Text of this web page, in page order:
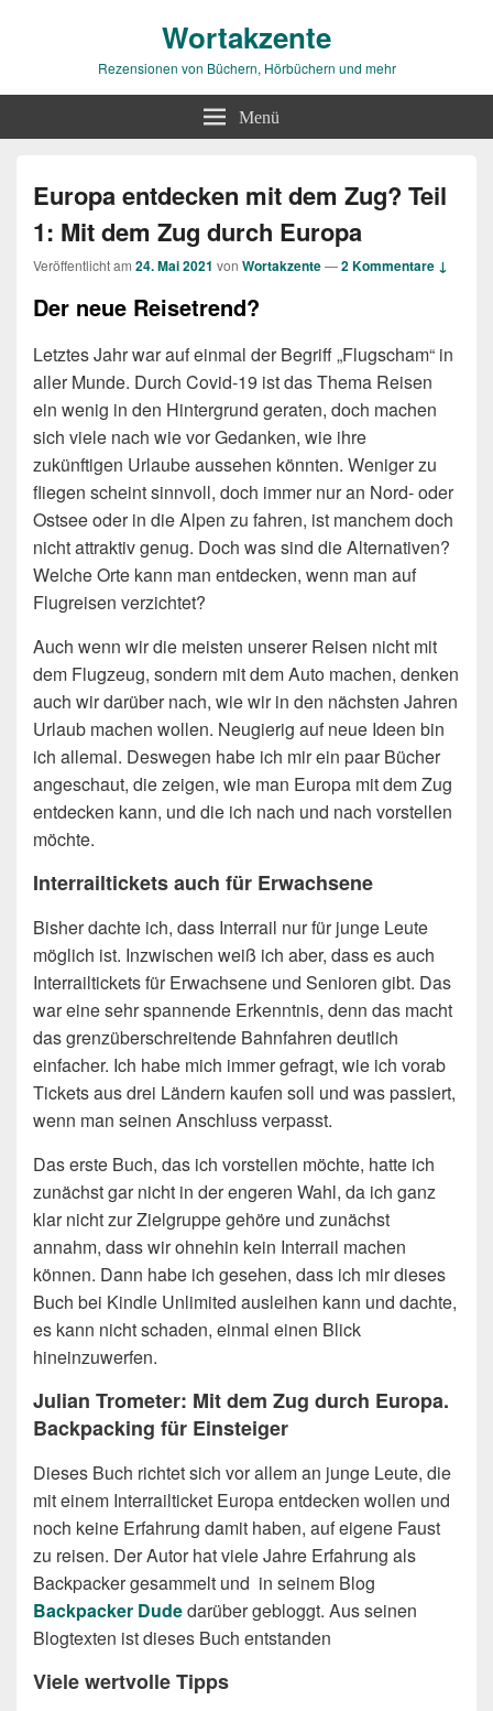
Wortakzente
Rezensionen von Büchern, Hörbüchern und mehr
Menü
Europa entdecken mit dem Zug? Teil
1: Mit dem Zug durch Europa
Veröffentlicht am 24. Mai 2021 von Wortakzente—2 Kommentare ↓
Der neue Reisetrend?
Letztes Jahr war auf einmal der Begriff „Flugscham“ in
aller Munde. Durch Covid-19 ist das Thema Reisen
ein wenig in den Hintergrund geraten, doch machen
sich viele nach wie vor Gedanken, wie ihre
zukünftigen Urlaube aussehen könnten. Weniger zu
fliegen scheint sinnvoll, doch immer nur an Nord- oder
Ostsee oder in die Alpen zu fahren, ist manchem doch
nicht attraktiv genug. Doch was sind die Alternativen?
Welche Orte kann man entdecken, wenn man auf
Flugreisen verzichtet?
Auch wenn wir die meisten unserer Reisen nicht mit
dem Flugzeug, sondern mit dem Auto machen, denken
auch wir darüber nach, wie wir in den nächsten Jahren
Urlaub machen wollen. Neugierig auf neue Ideen bin
ich allemal. Deswegen habe ich mir ein paar Bücher
angeschaut, die zeigen, wie man Europa mit dem Zug
entdecken kann, und die ich nach und nach vorstellen
möchte.
Interrailtickets auch für Erwachsene
Bisher dachte ich, dass Interrail nur für junge Leute
möglich ist. Inzwischen weiß ich aber, dass es auch
Interrailtickets für Erwachsene und Senioren gibt. Das
war eine sehr spannende Erkenntnis, denn das macht
das grenzüberschreitende Bahnfahren deutlich
einfacher. Ich habe mich immer gefragt, wie ich vorab
Tickets aus drei Ländern kaufen soll und was passiert,
wenn man seinen Anschluss verpasst.
Das erste Buch, das ich vorstellen möchte, hatte ich
zunächst gar nicht in der engeren Wahl, da ich ganz
klar nicht zur Zielgruppe gehöre und zunächst
annahm, dass wir ohnehin kein Interrail machen
können. Dann habe ich gesehen, dass ich mir dieses
Buch bei Kindle Unlimited ausleihen kann und dachte,
es kann nicht schaden, einmal einen Blick
hineinzuwerfen.
Julian Trometer: Mit dem Zug durch Europa.
Backpacking für Einsteiger
Dieses Buch richtet sich vor allem an junge Leute, die
mit einem Interrailticket Europa entdecken wollen und
noch keine Erfahrung damit haben, auf eigene Faust
zu reisen. Der Autor hat viele Jahre Erfahrung als
Backpacker gesammelt und in seinem Blog
Backpacker Dudedarüber gebloggt. Aus seinen
Blogtexten ist dieses Buch entstanden
Viele wertvolle Tipps